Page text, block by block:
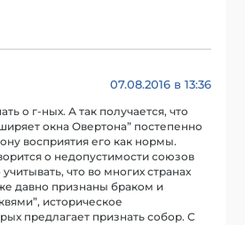
07.08.2016 в 13:36
о г-ных. А так получается, что
окна Овертона” постепенно
восприятия его как нормы.
о недопустимости союзов
что во многих странах
давно признаны браком и
историческое
предлагает признать собор. С